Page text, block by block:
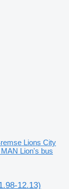
Lions City
Lion's bus
12.13)